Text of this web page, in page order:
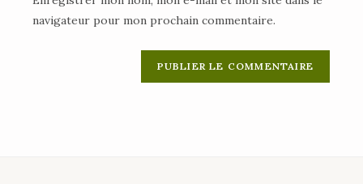
navigateur pour mon prochain commentaire.